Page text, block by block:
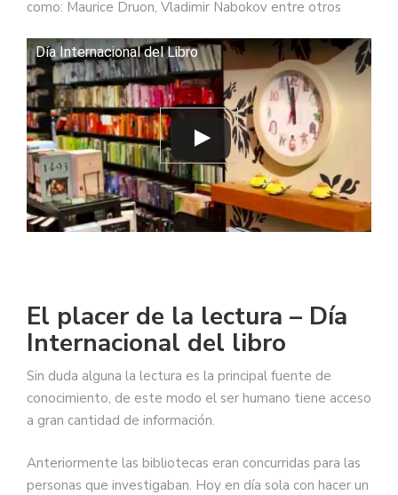
como: Maurice Druon, Vladimir Nabokov entre otros
Día Internacional del Libro
El placer de la lectura – Día
Internacional del libro
Sin duda alguna la lectura es la principal fuente de
conocimiento, de este modo el ser humano tiene acceso
a gran cantidad de información.
Anteriormente las bibliotecas eran concurridas para las
personas que investigaban. Hoy en día sola con hacer un